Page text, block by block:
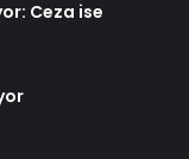
Ceza ise